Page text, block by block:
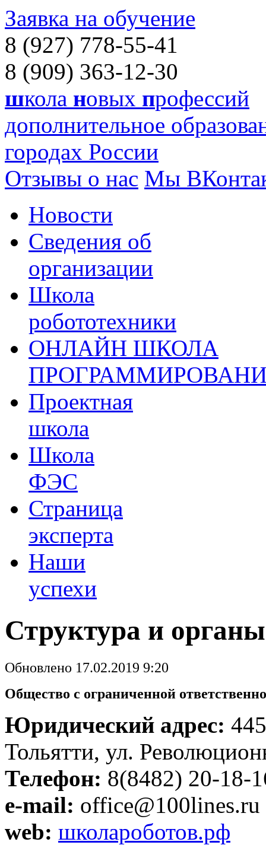
Заявка на обучение
8 (927) 778-55-41
8 (909) 363-12-30
школа новых профессий
дополнительное
городах России
Отзывы о нас Мы
Новости
Сведения об
организации
Школа
робототехники
ОНЛАЙН ШКОЛА
Проектная
школа
Школа
ФЭС
Страница
эксперта
Наши
успехи
Структура и
Обновлено 17.02.2019 9:20
Общество с ограниченной
Юридический адрес:
Тольятти, ул.
Телефон: 8(8482) 20-18-
e-mail: office@100lines.ru
web: школароботов.рф